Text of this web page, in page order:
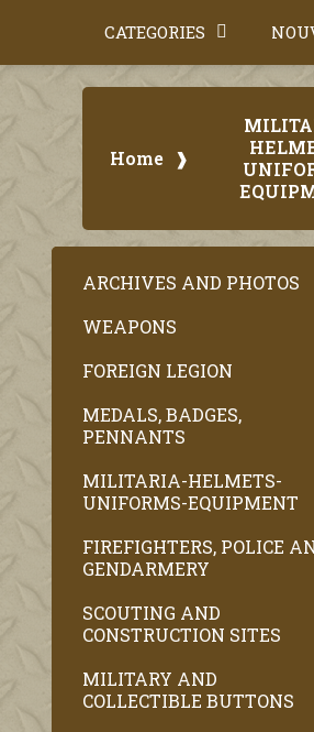
CATEGORIES
Home
ARCHIVES AND PHOTOS
WEAPONS
FOREIGN LEGION
MEDALS, BADGES,
PENNANTS
MILITARIA-HELMETS-
UNIFORMS-EQUIPMENT
FIREFIGHTERS, POLICE
GENDARMERY
SCOUTING AND
CONSTRUCTION SITES
MILITARY AND
COLLECTIBLE BUTTONS